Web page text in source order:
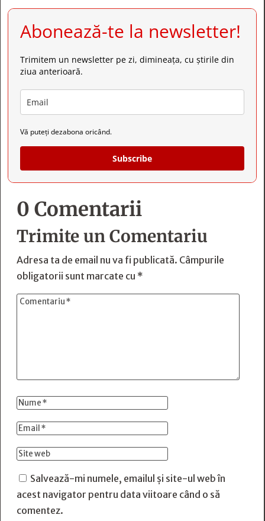
Abonează-te la newsletter!
Trimitem un newsletter pe zi, dimineața, cu știrile din
ziua anterioară.
Vă puteți dezabona oricând.
Subscribe
0 Comentarii
Trimite un Comentariu
Adresa ta de email nu va fi publicată. Câmpurile
obligatorii sunt marcate cu *
Salvează-mi numele, emailul și site-ul web în
acest navigator pentru data viitoare când o să
comentez.